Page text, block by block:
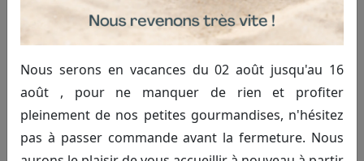
Nous serons en vacances du 02 août jusqu'au 16
août , pour ne manquer de rien et profiter
pleinement de nos petites gourmandises, n'hésitez
pas à passer commande avant la fermeture. Nous